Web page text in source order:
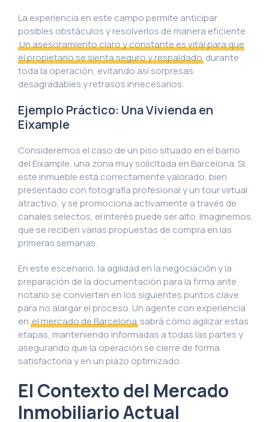
La experiencia en este campo permite anticipar
posibles obstáculos y resolverlos de manera eficiente.
Un asesoramiento claro y constante es vital para que
el propietario se sienta seguro y respaldadodurante
toda la operación, evitando así sorpresas
desagradables y retrasos innecesarios.
Ejemplo Práctico: Una Vivienda en
Eixample
Consideremos el caso de un piso situado en el barrio
del Eixample, una zona muy solicitada en Barcelona. Si
este inmueble está correctamente valorado, bien
presentado con fotografía profesional y un tour virtual
atractivo, y se promociona activamente a través de
canales selectos, el interés puede ser alto. Imaginemos
que se reciben varias propuestas de compra en las
primeras semanas.
En este escenario, la agilidad en la negociación y la
preparación de la documentación para la firma ante
notario se convierten en los siguientes puntos clave
para no alargar el proceso. Un agente con experiencia
en el mercado de Barcelonasabrá cómo agilizar estas
etapas, manteniendo informadas a todas las partes y
asegurando que la operación se cierre de forma
satisfactoria y en un plazo optimizado.
El Contexto del Mercado
Inmobiliario Actual